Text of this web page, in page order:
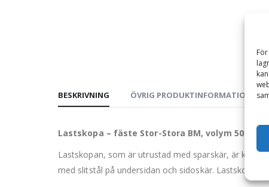
BESKRIVNING ÖVRIG PRODUKTINFORMATION
Lastskopa – fäste Stor-Stora BM, volym 5000 l,
Lastskopan, som är utrustad med sparskär, är
med slitstål på undersidan och sidoskär. Lastskopan